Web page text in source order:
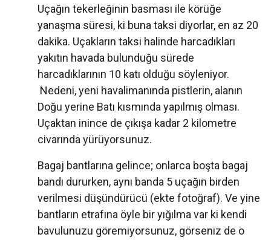
Uçağın tekerleğinin basması ile körüğe
yanaşma süresi, ki buna taksi diyorlar, en az 20
dakika. Uçakların taksi halinde harcadıkları
yakıtın havada bulunduğu sürede
harcadıklarının 10 katı olduğu söyleniyor.
Nedeni, yeni havalimanında pistlerin, alanın
Doğu yerine Batı kısmında yapılmış olması.
Uçaktan inince de çıkışa kadar 2 kilometre
civarında yürüyorsunuz.
Bagaj bantlarına gelince; onlarca boşta bagaj
bandı dururken, aynı banda 5 uçağın birden
verilmesi düşündürücü (ekte fotoğraf). Ve yine
bantların etrafına öyle bir yığılma var ki kendi
bavulunuzu göremiyorsunuz, görseniz de o